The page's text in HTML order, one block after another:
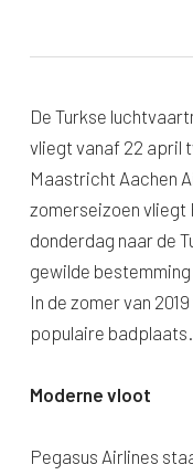
De Turkse
vliegt vanaf 22 april
Maastricht Aachen
zomerseizoen vliegt
donderdag naar de
gewilde
In de zomer van
populaire badplaats.
Moderne vloot
Pegasus Airlines